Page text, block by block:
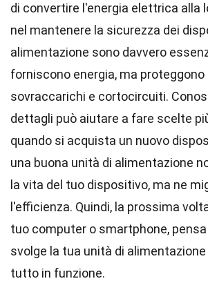
di convertire l'energia elettrica alla
nel mantenere la sicurezza dei
alimentazione sono davvero
forniscono energia, ma proteggono
sovraccarichi e cortocircuiti.
dettagli può aiutare a fare scelte
quando si acquista un nuovo
una buona unità di alimentazione
la vita del tuo dispositivo, ma ne
l'efficienza. Quindi, la prossima
tuo computer o smartphone,
svolge la tua unità di
tutto in funzione.